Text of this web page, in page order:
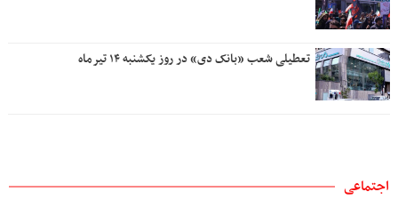
تعطیلی شعب «بانک دی» در روز یکشنبه ۱۴ تیرماه
اجتماعی